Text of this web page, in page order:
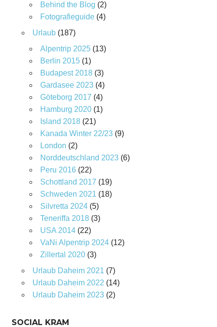
Behind the Blog (2)
Fotografieguide(4)
Urlaub(187)
Alpentrip 2025(13)
Berlin 2015(1)
Budapest 2018(3)
Gardasee 2023(4)
Göteborg 2017 (4)
Hamburg 2020(1)
Island 2018(21)
Kanada Winter 22/23(9)
London (2)
Norddeutschland 2023(6)
Peru 2016(22)
Schottland 2017 (19)
Schweden 2021 (18)
Silvretta 2024(5)
Teneriffa 2018(3)
USA 2014(22)
VaNi Alpentrip 2024(12)
Zillertal 2020(3)
Urlaub Daheim 2021 (7)
Urlaub Daheim 2022 (14)
Urlaub Daheim 2023(2)
SOCIAL KRAM